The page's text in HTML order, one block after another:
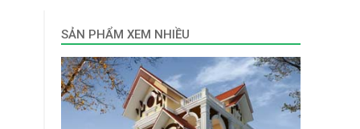
SẢN PHẨM XEM NHIỀU